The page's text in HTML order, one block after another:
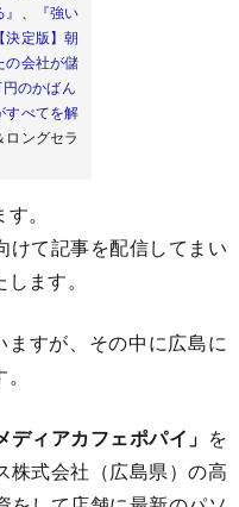
『強い
決定版】朝
の会社が儲
円のかばん
すべてを解
ングセラ
。
て記事を配信してまい
ます。
すが、その中に広島に
ィアカフェポパイ」 を
株式会社（広島県）の高